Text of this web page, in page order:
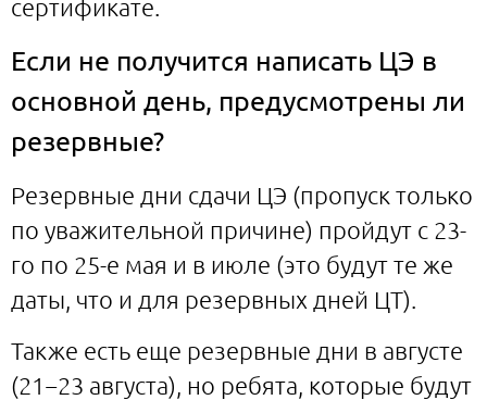
сертификате.
Если не получится написать ЦЭ в
основной день, предусмотрены ли
резервные?
Резервные дни сдачи ЦЭ (пропуск только
по уважительной причине) пройдут с 23-
го по 25-е мая и в июле (это будут те же
даты, что и для резервных дней ЦТ).
Также есть еще резервные дни в августе
(21−23 августа), но ребята, которые будут